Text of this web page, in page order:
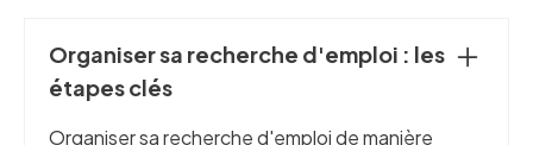
Organiser sa recherche d'emploi : les
étapes clés
Organiser sa recherche d'emploi de manière